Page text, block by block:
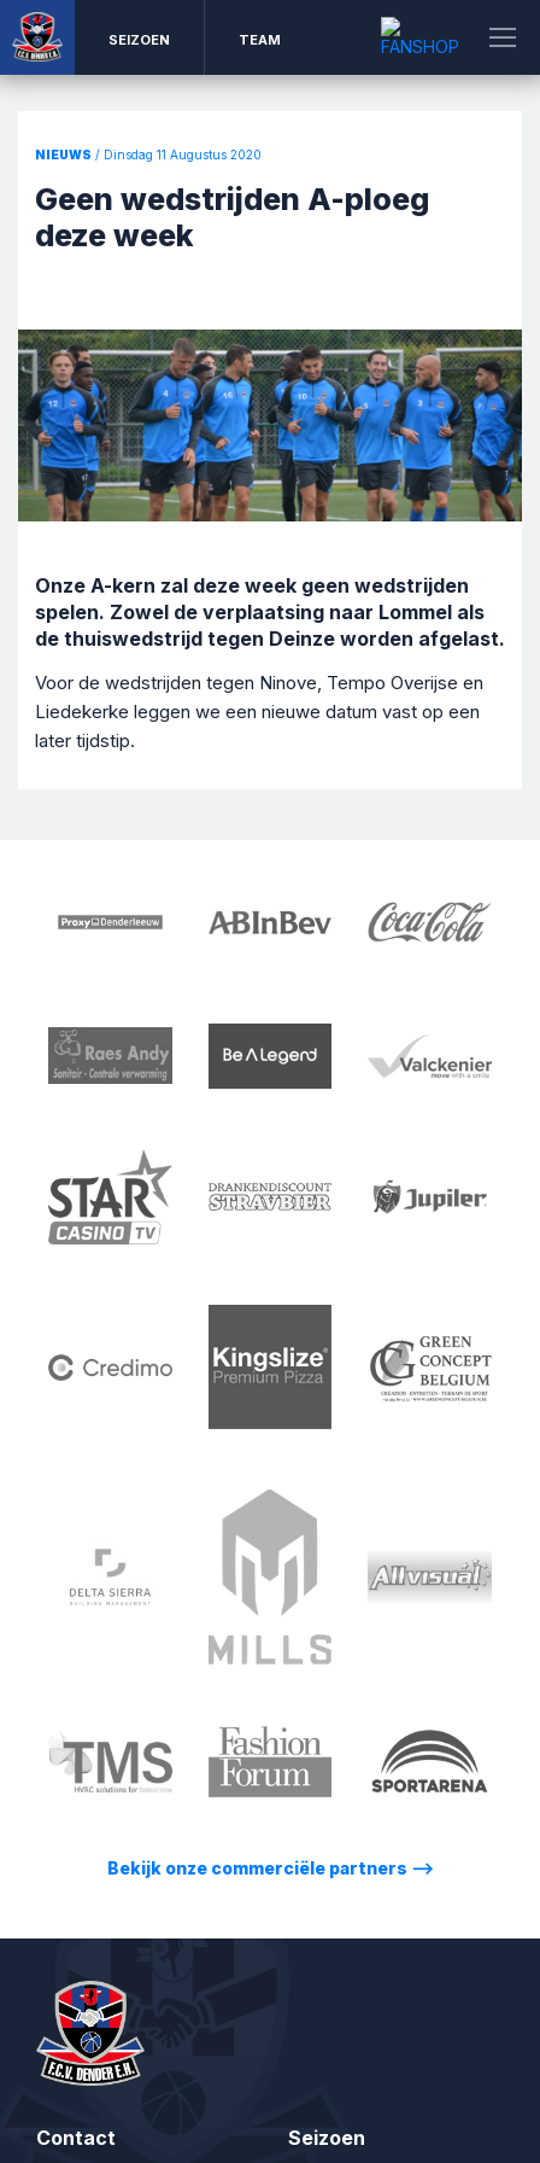
SEIZOEN TEAM
NIEUWS / Dinsdag 11 Augustus 2020
Geen wedstrijden A-ploeg
deze week
Onze A-kern zal deze week geen wedstrijden
spelen. Zowel de verplaatsing naar Lommel als
de thuiswedstrijd tegen Deinze worden afgelast.
Voor de wedstrijden tegen Ninove, Tempo Overijse en
Liedekerke leggen we een nieuwe datum vast op een
later tijdstip.
Bekijk onze commerciële partners ⟶
Contact Seizoen